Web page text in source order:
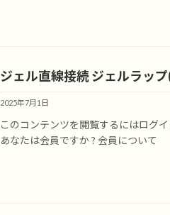
ジェル直線接続 ジェルラッ
2025年7月1日
このコンテンツを閲覧するにはログ
あなたは会員ですか ? 会員について